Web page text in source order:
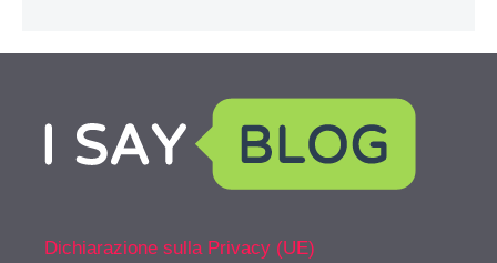
Dichiarazione sulla Privacy (UE)